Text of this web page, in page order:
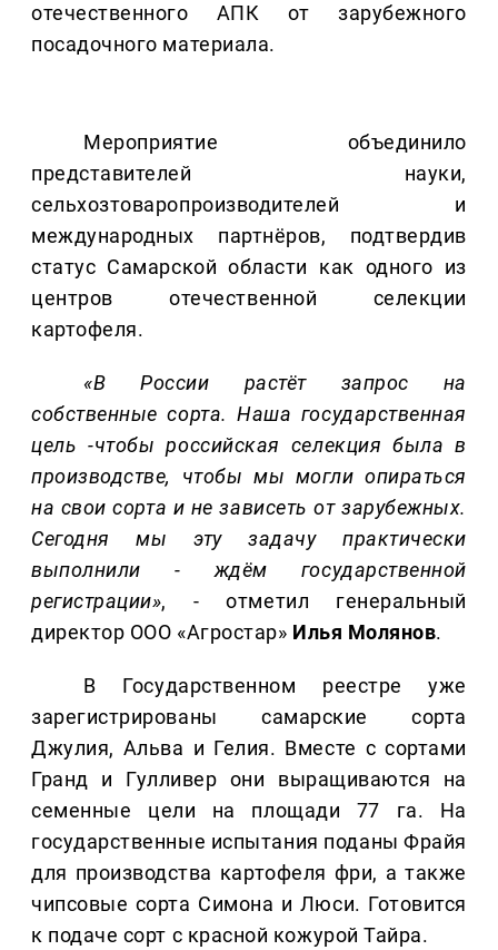
отечественного АПК от зарубежного
посадочного материала.
Мероприятие объединило
представителей науки,
сельхозтоваропроизводителей и
международных партнёров, подтвердив
статус Самарской области как одного из
центров отечественной селекции
картофеля.
«В России растёт запрос на
собственные сорта. Наша государственная
цель -чтобы российская селекция была в
производстве, чтобы мы могли опираться
на свои сорта и не зависеть от зарубежных.
Сегодня мы эту задачу практически
выполнили - ждём государственной
регистрации», - отметил генеральный
директор ООО «Агростар» Илья Молянов.
В Государственном реестре уже
зарегистрированы самарские сорта
Джулия, Альва и Гелия. Вместе с сортами
Гранд и Гулливер они выращиваются на
семенные цели на площади 77 га. На
государственные испытания поданы Фрайя
для производства картофеля фри, а также
чипсовые сорта Симона и Люси. Готовится
к подаче сорт с красной кожурой Тайра.